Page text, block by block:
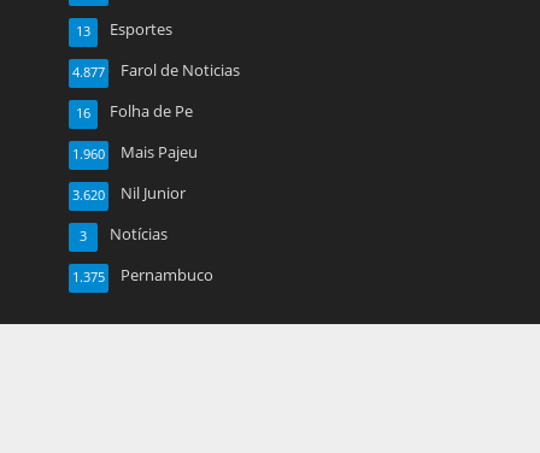
Esportes
13
Farol de Noticias
4.877
Folha de Pe
16
Mais Pajeu
1.960
Nil Junior
3.620
Notícias
3
Pernambuco
1.375